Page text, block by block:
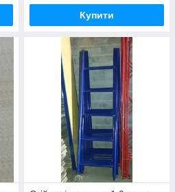
Купити